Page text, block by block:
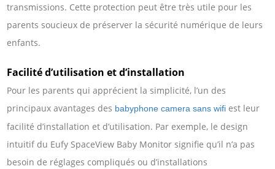
transmissions. Cette protection peut être très utile pour les
parents soucieux de préserver la sécurité numérique de leurs
enfants.
Facilité d’utilisation et d’installation
Pour les parents qui apprécient la simplicité, l’un des
principaux avantages des babyphone camera sans wifi est leur
facilité d’installation et d’utilisation. Par exemple, le design
intuitif du Eufy SpaceView Baby Monitor signifie qu’il n’a pas
besoin de réglages compliqués ou d’installations